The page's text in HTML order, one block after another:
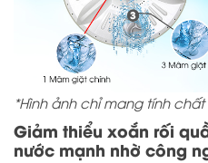
*Hình ảnh chỉ mang tính
Giảm thiểu xoắn rối
nước mạnh nhờ công